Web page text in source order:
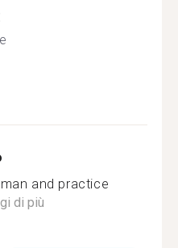
and practice
di più